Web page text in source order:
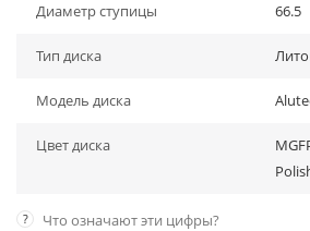
Диаметр ступицы 66.5
Тип диска
Модель диска
Цвет диска
? Что означают эти цифры?